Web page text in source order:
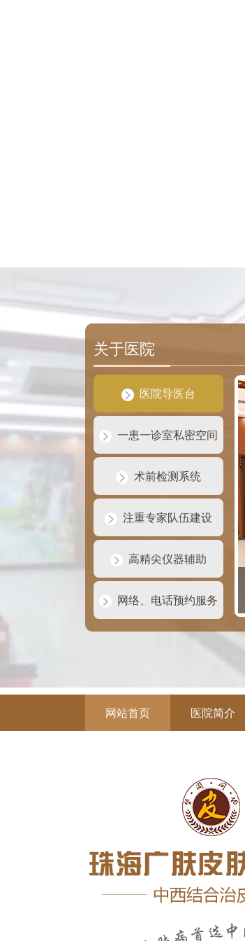
关于医院
医院导医台
一患一诊室私密空间
术前检测系统
注重专家队伍建设
高精尖仪器辅助
网络、电话预约服务
网站首页 医院简介